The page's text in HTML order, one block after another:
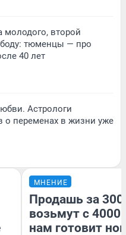
второй
тюменцы — про
40 лет
Астрологи
о переменах в жизни уже
МНЕНИЕ
Продашь за
возьмут с
нам готовит